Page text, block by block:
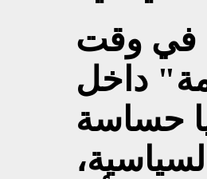
في وقت
داخل
حساسة